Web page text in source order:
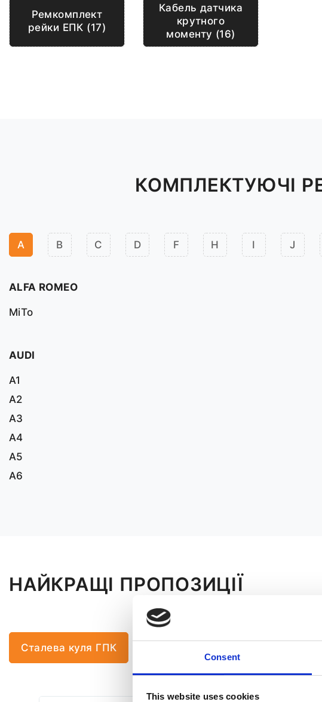
Consent
This website uses cookies
Ремкомплект
рейки ЕПК (17)
Кабель датчика
крутного
моменту (16)
КОМПЛЕКТУЮЧІ
A B C D F H I J
ALFA ROMEO
MiTo
AUDI
A1
A2
A3
A4
A5
A6
НАЙКРАЩІ ПРОПОЗИЦІЇ
Сталева куля ГПК